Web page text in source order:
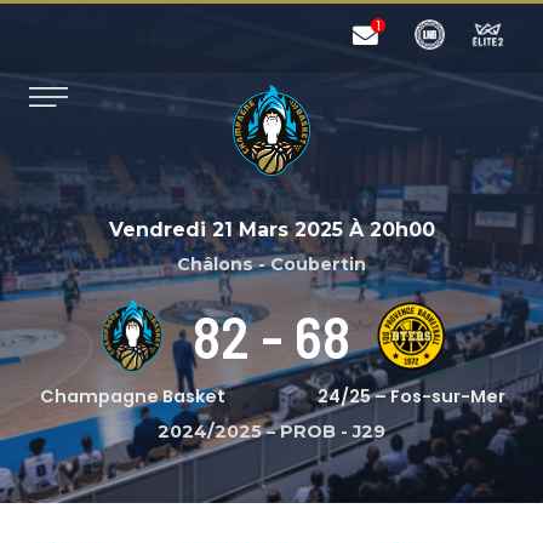
Vendredi 21 Mars 2025À 20h00
Châlons - Coubertin
Champagne Basket
82- 68
24/25 – Fos-sur-Mer
2024/2025 – PROB -J29